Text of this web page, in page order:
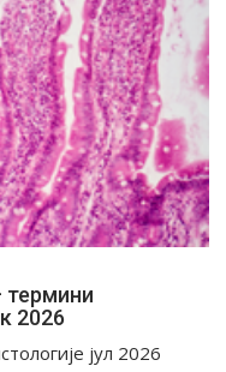
термини
2026
јул 2026